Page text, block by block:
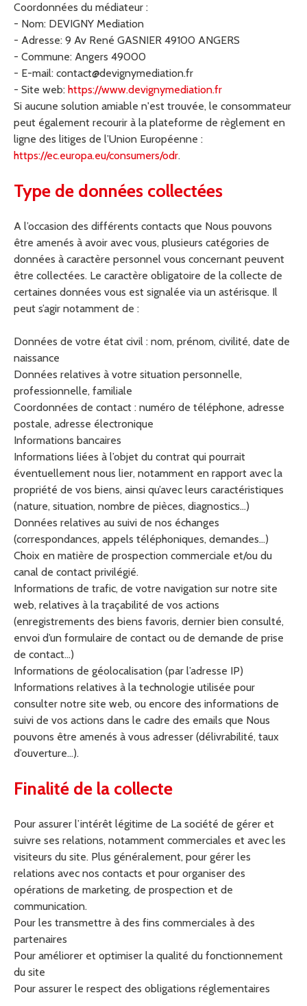
Coordonnées du médiateur :
- Nom: DEVIGNY Mediation
- Adresse: 9 Av René GASNIER 49100 ANGERS
- Commune: Angers 49000
- E-mail: contact@devignymediation.fr
- Site web: https://www.devignymediation.fr
Si aucune solution amiable n'est trouvée, le consommateur
peut également recourir à la plateforme de règlement en
ligne des litiges de l’Union Européenne :
https://ec.europa.eu/consumers/odr.
Type de données collectées
A l’occasion des différents contacts que Nous pouvons
être amenés à avoir avec vous, plusieurs catégories de
données à caractère personnel vous concernant peuvent
être collectées. Le caractère obligatoire de la collecte de
certaines données vous est signalée via un astérisque. Il
peut s’agir notamment de :
Données de votre état civil : nom, prénom, civilité, date de
naissance
Données relatives à votre situation personnelle,
professionnelle, familiale
Coordonnées de contact : numéro de téléphone, adresse
postale, adresse électronique
Informations bancaires
Informations liées à l’objet du contrat qui pourrait
éventuellement nous lier, notamment en rapport avec la
propriété de vos biens, ainsi qu’avec leurs caractéristiques
(nature, situation, nombre de pièces, diagnostics…)
Données relatives au suivi de nos échanges
(correspondances, appels téléphoniques, demandes…)
Choix en matière de prospection commerciale et/ou du
canal de contact privilégié.
Informations de trafic, de votre navigation sur notre site
web, relatives à la traçabilité de vos actions
(enregistrements des biens favoris, dernier bien consulté,
envoi d’un formulaire de contact ou de demande de prise
de contact…)
Informations de géolocalisation (par l’adresse IP)
Informations relatives à la technologie utilisée pour
consulter notre site web, ou encore des informations de
suivi de vos actions dans le cadre des emails que Nous
pouvons être amenés à vous adresser (délivrabilité, taux
d’ouverture…).
Finalité de la collecte
Pour assurer l’intérêt légitime de La société de gérer et
suivre ses relations, notamment commerciales et avec les
visiteurs du site. Plus généralement, pour gérer les
relations avec nos contacts et pour organiser des
opérations de marketing, de prospection et de
communication.
Pour les transmettre à des fins commerciales à des
partenaires
Pour améliorer et optimiser la qualité du fonctionnement
du site
Pour assurer le respect des obligations réglementaires